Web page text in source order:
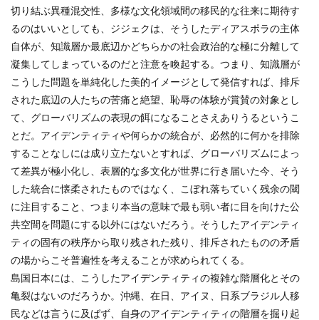
切り結ぶ異種混交性、多様な文化領域間の移民的な往来に期待す
るのはいいとしても、ジジェクは、そうしたディアスポラの主体
自体が、知識層か最底辺かどちらかの社会政治的な極に分離して
凝集してしまっているのだと注意を喚起する。つまり、知識層が
こうした問題を単純化した美的イメージとして発信すれば、排斥
された底辺の人たちの苦痛と絶望、恥辱の体験が賞賛の対象とし
て、グローバリズムの表現の餌になることさえありうるというこ
とだ。アイデンティティや何らかの統合が、必然的に何かを排除
することなしには成り立たないとすれば、グローバリズムによっ
て差異が極小化し、表層的な多文化が世界に行き届いた今、そう
した統合に懐柔されたものではなく、こぼれ落ちていく残余の閾
に注目すること、つまり本当の意味で最も弱い者に目を向けた公
共空間を問題にする以外にはないだろう。そうしたアイデンティ
ティの固有の秩序から取り残された残り、排斥されたものの矛盾
の場からこそ普遍性を考えることが求められてくる。
島国日本には、こうしたアイデンティティの複雑な階層化とその
亀裂はないのだろうか。沖縄、在日、アイヌ、日系ブラジル人移
民などは言うに及ばず、自身のアイデンティティの階層を掘り起